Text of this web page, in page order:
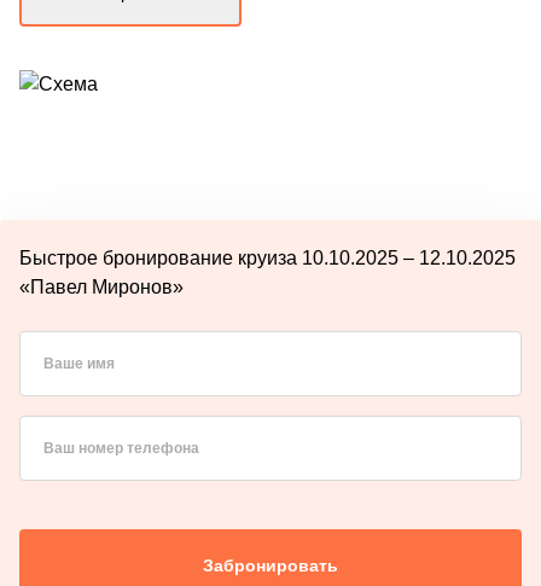
Быстрое бронирование круиза 10.10.2025 – 12.10.2025
«Павел Миронов»
Ваше имя
Ваш номер телефона
Забронировать